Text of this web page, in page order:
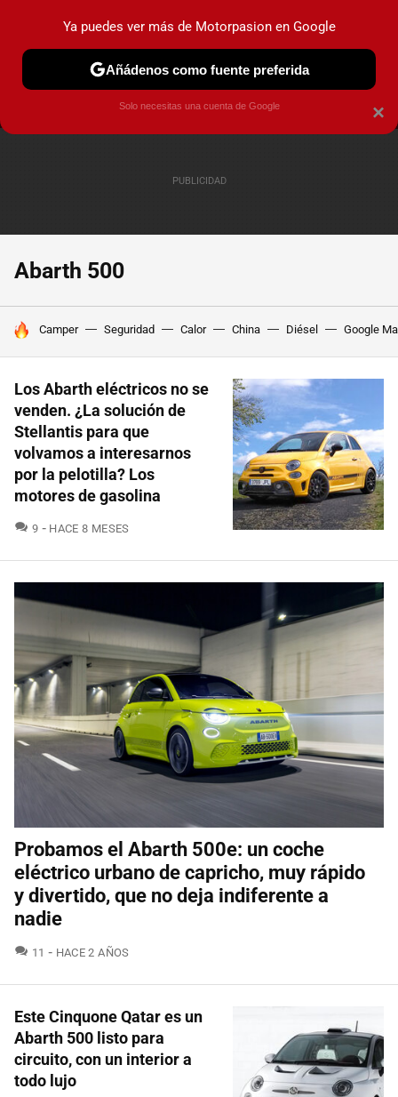
MENÚ NUEVO
COCHES ELÉCTRICOS OBSERVATORIO
Abarth 500
HOY SE HABLA DE
Camper Seguridad Calor China Diésel Google
Los Abarth eléctricos no se
venden. ¿La solución de
Stellantis para que
volvamos a interesarnos
por la pelotilla? Los
motores de gasolina
9 COMENTARIOS
HACE 8 MESES
Probamos el Abarth 500e: un coche
eléctrico urbano de capricho, muy rápido
y divertido, que no deja indiferente a
nadie
11 COMENTARIOS
HACE 2 AÑOS
Este Cinquone Qatar es un
Abarth 500 listo para
circuito, con un interior a
todo lujo
×
Ya puedes ver más de Motorpasion en Google
Añádenos como fuente preferida
Solo necesitas una cuenta de Google